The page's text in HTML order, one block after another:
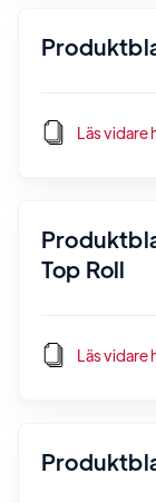
Läs vidare
Top Roll
Läs vidare